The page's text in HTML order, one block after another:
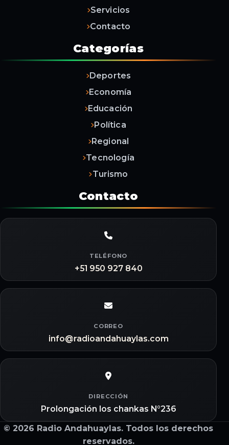
Servicios
Contacto
Categorías
Deportes
Economía
Educación
Política
Regional
Tecnología
Turismo
Contacto
TELÉFONO
+51 950 927 840
CORREO
info@radioandahuaylas.com
DIRECCIÓN
Prolongación los chankas N°236
© 2026 Radio Andahuaylas. Todos los derechos
reservados.